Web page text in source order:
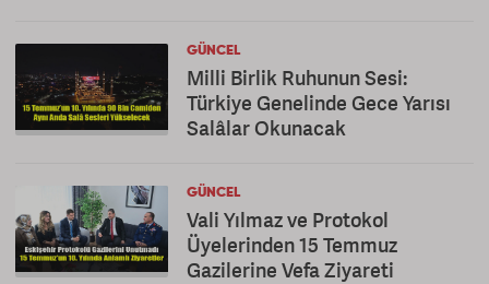
GÜNCEL
Milli Birlik Ruhunun Sesi:
Türkiye Genelinde Gece Yarısı
Salâlar Okunacak
GÜNCEL
Vali Yılmaz ve Protokol
Üyelerinden 15 Temmuz
Gazilerine Vefa Ziyareti